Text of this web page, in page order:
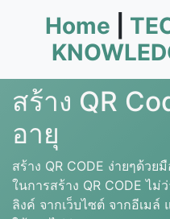
Home
สร้าง QR
อายุ
สร้าง QR CODE ง่ายๆด้วย
ในการสร้าง QR CODE ไม่
ลิงค์ จากเว็บไซต์ จากอีเม